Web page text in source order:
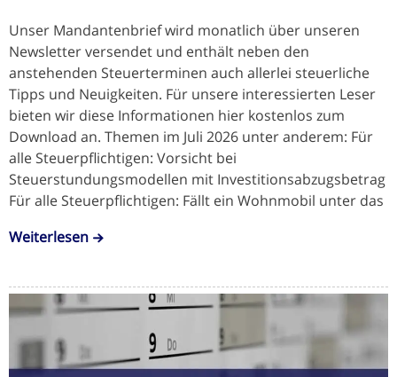
Unser Mandantenbrief wird monatlich über unseren
Newsletter versendet und enthält neben den
anstehenden Steuerterminen auch allerlei steuerliche
Tipps und Neuigkeiten. Für unsere interessierten Leser
bieten wir diese Informationen hier kostenlos zum
Download an. Themen im Juli 2026 unter anderem: Für
alle Steuerpflichtigen: Vorsicht bei
Steuerstundungsmodellen mit Investitionsabzugsbetrag
Für alle Steuerpflichtigen: Fällt ein Wohnmobil unter das
Weiterlesen